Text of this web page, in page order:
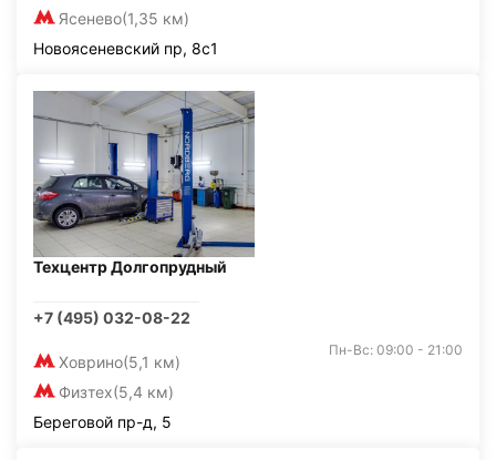
Ясенево(1,35 км)
Новоясеневский пр, 8с1
Техцентр Долгопрудный
+7 (495) 032-08-22
Ховрино(5,1 км)
Физтех(5,4 км)
Пн-Вс: 09:00 - 21:00
Береговой пр-д, 5